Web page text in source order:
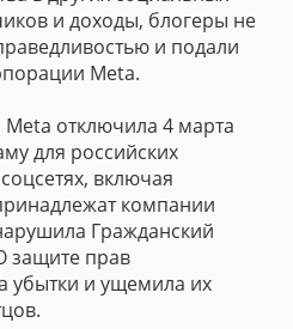
и доходы, блогеры не
и подали
Meta.
Meta отключила 4 марта
для российских
включая
компании
Гражданский
защите прав
убытки и ущемила их
подробности и
фотографии.
подписку
свяжется с
вам подписку на
запретив
края несколько раз хотели
эколого-курортного
заказника, забрав
Адвокат, который
с условиямиоб использовании
персональных данных